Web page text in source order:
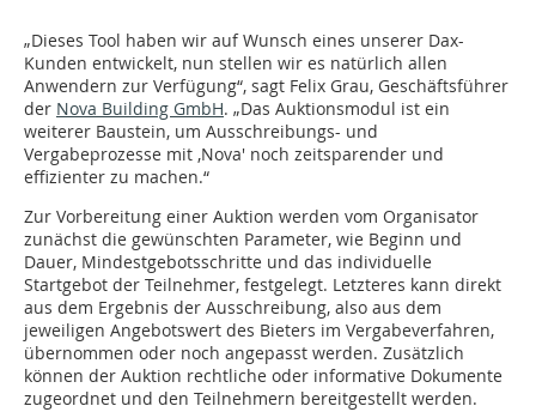
„Dieses Tool haben wir auf Wunsch eines unserer Dax-
Kunden entwickelt, nun stellen wir es natürlich allen
Anwendern zur Verfügung“, sagt Felix Grau, Geschäftsführer
der Nova Building GmbH. „Das Auktionsmodul ist ein
weiterer Baustein, um Ausschreibungs- und
Vergabeprozesse mit ,Nova' noch zeitsparender und
effizienter zu machen.“
Zur Vorbereitung einer Auktion werden vom Organisator
zunächst die gewünschten Parameter, wie Beginn und
Dauer, Mindestgebotsschritte und das individuelle
Startgebot der Teilnehmer, festgelegt. Letzteres kann direkt
aus dem Ergebnis der Ausschreibung, also aus dem
jeweiligen Angebotswert des Bieters im Vergabeverfahren,
übernommen oder noch angepasst werden. Zusätzlich
können der Auktion rechtliche oder informative Dokumente
zugeordnet und den Teilnehmern bereitgestellt werden.